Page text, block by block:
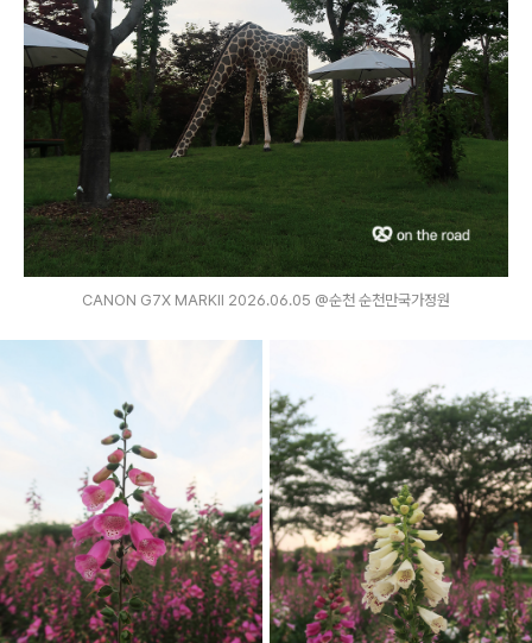
CANON G7X MARKⅡ 2026.06.05 @순천 순천만국가정원